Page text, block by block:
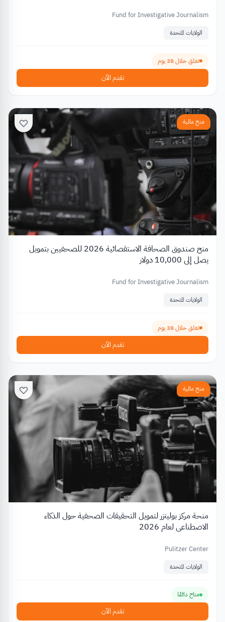
Fund for Investigative Journalism
الولايات المتحدة
تغلق خلال 38 يوم
تقدم الآن
منح مالية
منح صندوق الصحافة الاستقصائية 2026 للصحفيين بتمويل
يصل إلى 10,000 دولار
Fund for Investigative Journalism
الولايات المتحدة
تغلق خلال 38 يوم
تقدم الآن
منح مالية
منحة مركز بوليتزر لتمويل التحقيقات الصحفية حول الذكاء
الاصطناعي لعام 2026
Pulitzer Center
الولايات المتحدة
متاح دائمًا
تقدم الآن